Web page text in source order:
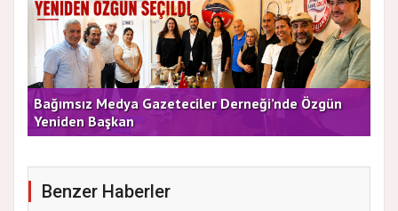
Bağımsız Medya Gazeteciler Derneği’nde Özgün
Yeniden Başkan
Benzer Haberler